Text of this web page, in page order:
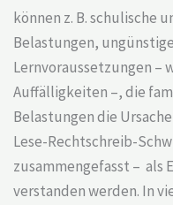
können z. B. schulische
Belastungen,
Lernvoraussetzungen –
Auffälligkeiten –, die
Belastungen die
Lese-Rechtschreib-
zusammengefasst – als
verstanden werden. In